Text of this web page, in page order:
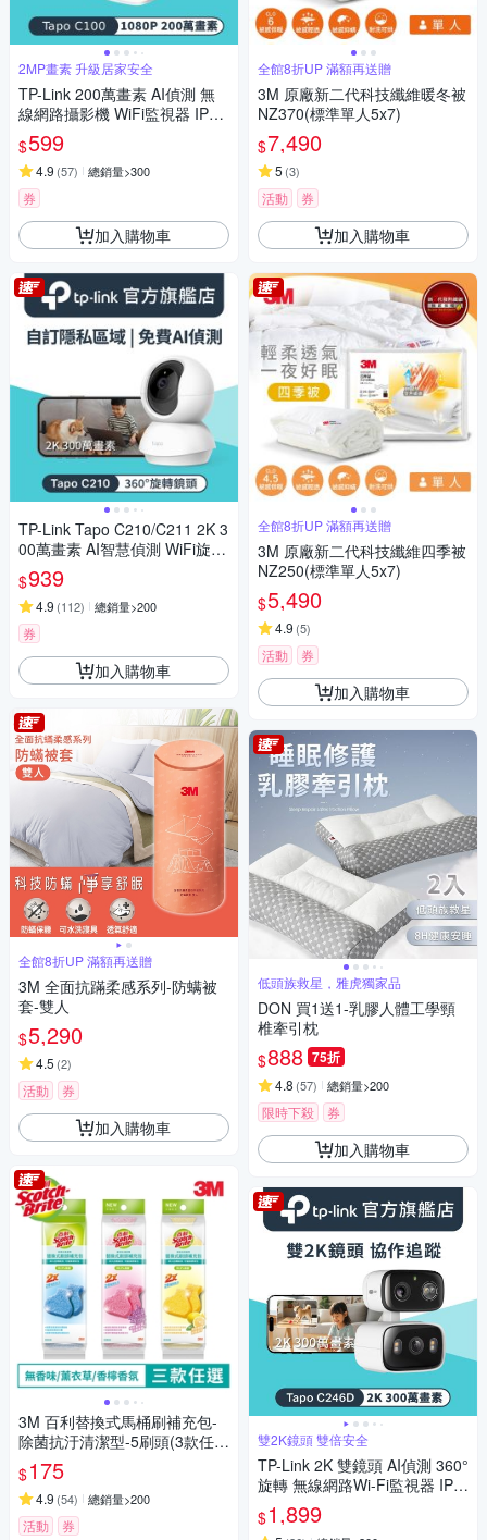
2MP畫素 升級居家安全
TP-Link 200萬畫素 AI偵測 無
線網路攝影機 WiFi監視器 IPCA
M (雙向語音/支援512G /寵物/
嬰兒/長輩/Tapo C100)
$599
4.9 (57) 總銷量>300
券
加入購物車
TP-Link Tapo C210/C211 2K 3
00萬畫素 AI智慧偵測 WiFi旋轉
無線網路攝影機 監視器 IP CA
M(360°旋轉/哭聲偵測/支援512
G)
$939
4.9 (112) 總銷量>200
券
加入購物車
全館8折UP 滿額再送贈
3M 全面抗蹣柔感系列-防螨被
套-雙人
$5,290
4.5 (2)
活動 券
加入購物車
3M 百利替換式馬桶刷補充包-
除菌抗汙清潔型-5刷頭(3款任
選)
$175
4.9 (54) 總銷量>200
活動 券
全館8折UP 滿額再送贈
3M 原廠新二代科技纖維暖冬被
NZ370(標準單人5x7)
$7,490
5 (3)
活動 券
加入購物車
全館8折UP 滿額再送贈
3M 原廠新二代科技纖維四季被
NZ250(標準單人5x7)
$5,490
4.9 (5)
活動 券
加入購物車
低頭族救星，雅虎獨家品
DON 買1送1-乳膠人體工學頸
椎牽引枕
$888 75折
4.8 (57) 總銷量>200
限時下殺 券
加入購物車
雙2K鏡頭 雙倍安全
TP-Link 2K 雙鏡頭 AI偵測 360°
旋轉 無線網路Wi-Fi監視器 IPC
AM(支援512G/IP65防水防塵/T
apo C246D)
$1,899